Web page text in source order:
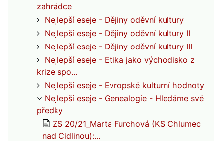
zahrádce
Nejlepší eseje - Dějiny oděvní kultury
Nejlepší eseje - Dějiny oděvní kultury II
Nejlepší eseje - Dějiny oděvní kultury III
Nejlepší eseje - Etika jako východisko z
krize spo...
Nejlepší eseje - Evropské kulturní hodnoty
Nejlepší eseje - Genealogie - Hledáme své
předky
ZS 20/21_Marta Furchová (KS Chlumec
nad Cidlinou):...